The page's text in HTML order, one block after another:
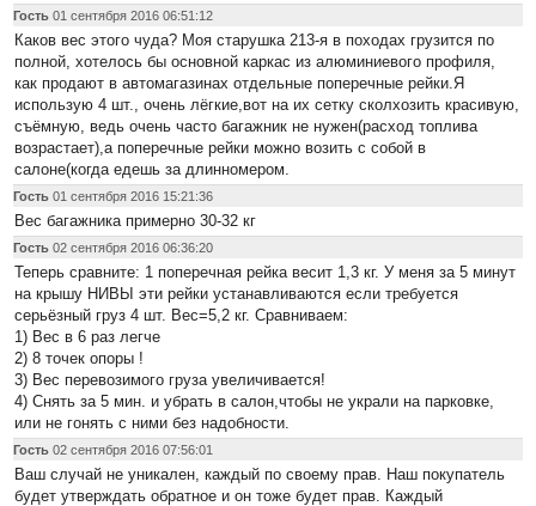
Гость 01 сентября 2016 06:51:12
Каков вес этого чуда? Моя старушка 213-я в походах грузится по
полной, хотелось бы основной каркас из алюминиевого профиля,
как продают в автомагазинах отдельные поперечные рейки.Я
использую 4 шт., очень лёгкие,вот на их сетку сколхозить красивую,
съёмную, ведь очень часто багажник не нужен(расход топлива
возрастает),а поперечные рейки можно возить с собой в
салоне(когда едешь за длинномером.
Гость 01 сентября 2016 15:21:36
Вес багажника примерно 30-32 кг
Гость 02 сентября 2016 06:36:20
Теперь сравните: 1 поперечная рейка весит 1,3 кг. У меня за 5 минут
на крышу НИВЫ эти рейки устанавливаются если требуется
серьёзный груз 4 шт. Вес=5,2 кг. Сравниваем:
1) Вес в 6 раз легче
2) 8 точек опоры !
3) Вес перевозимого груза увеличивается!
4) Снять за 5 мин. и убрать в салон,чтобы не украли на парковке,
или не гонять с ними без надобности.
Гость 02 сентября 2016 07:56:01
Ваш случай не уникален, каждый по своему прав. Наш покупатель
будет утверждать обратное и он тоже будет прав. Каждый